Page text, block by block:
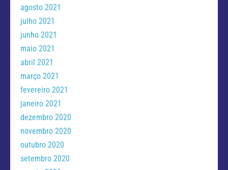
agosto 2021
julho 2021
junho 2021
maio 2021
abril 2021
março 2021
fevereiro 2021
janeiro 2021
dezembro 2020
novembro 2020
outubro 2020
setembro 2020